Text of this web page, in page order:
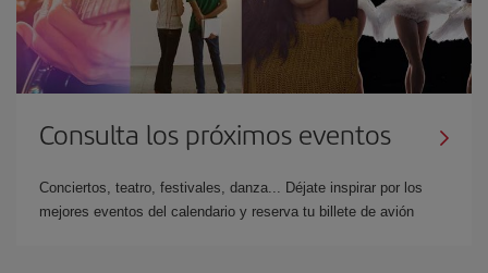
Consulta los próximos eventos
Conciertos, teatro, festivales, danza... Déjate inspirar por los
mejores eventos del calendario y reserva tu billete de avión